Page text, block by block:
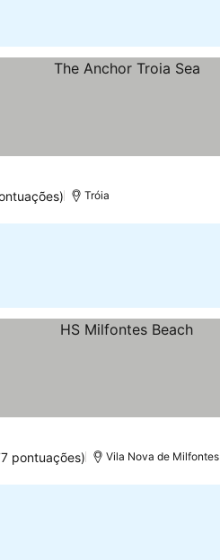
Tróia
pontuações) Vila Nova de Milfontes